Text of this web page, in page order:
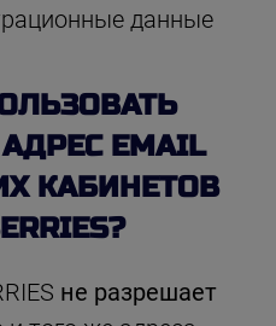
данные
EMAIL
КАБИНЕТОВ
не разрешает